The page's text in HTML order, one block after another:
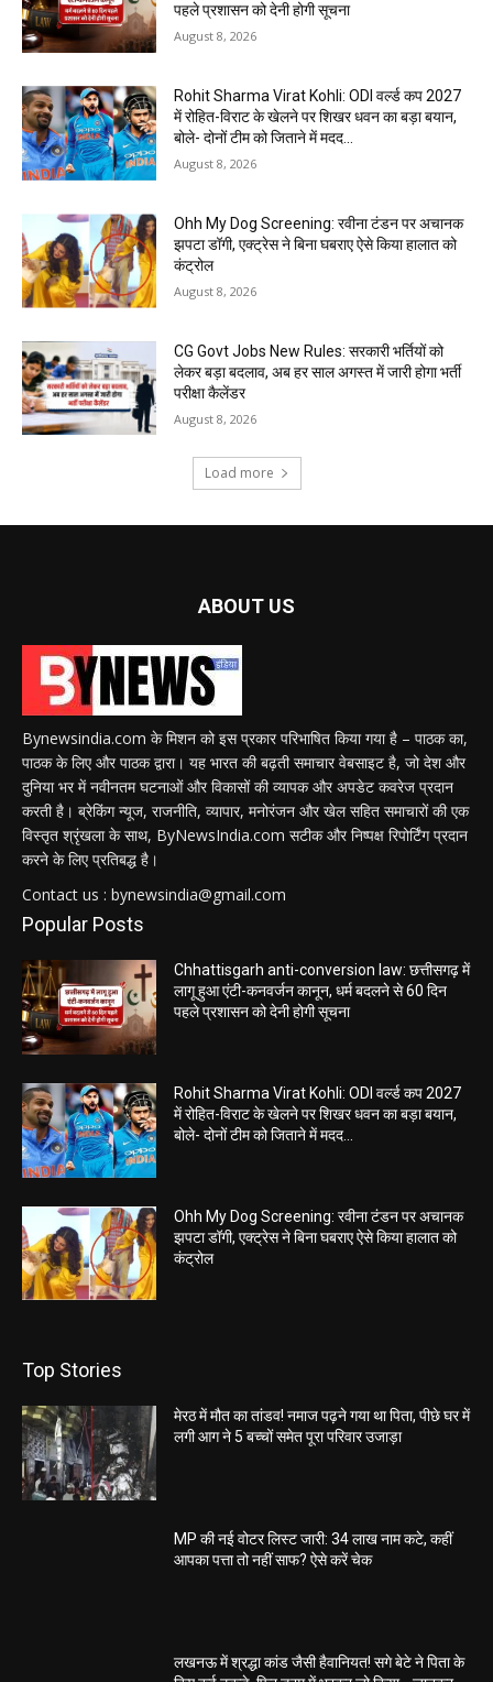
पहले प्रशासन को देनी होगी सूचना
August 8, 2026
Rohit Sharma Virat Kohli: ODI वर्ल्ड कप 2027
में रोहित-विराट के खेलने पर शिखर धवन का बड़ा बयान,
बोले- दोनों टीम को जिताने में मदद...
August 8, 2026
Ohh My Dog Screening: रवीना टंडन पर अचानक
झपटा डॉगी, एक्ट्रेस ने बिना घबराए ऐसे किया हालात को
कंट्रोल
August 8, 2026
CG Govt Jobs New Rules: सरकारी भर्तियों को
लेकर बड़ा बदलाव, अब हर साल अगस्त में जारी होगा भर्ती
परीक्षा कैलेंडर
August 8, 2026
Load more
ABOUT US
Bynewsindia.com के मिशन को इस प्रकार परिभाषित किया गया है – पाठक का,
पाठक के लिए और पाठक द्वारा। यह भारत की बढ़ती समाचार वेबसाइट है, जो देश और
दुनिया भर में नवीनतम घटनाओं और विकासों की व्यापक और अपडेट कवरेज प्रदान
करती है। ब्रेकिंग न्यूज, राजनीति, व्यापार, मनोरंजन और खेल सहित समाचारों की एक
विस्तृत श्रृंखला के साथ, ByNewsIndia.com सटीक और निष्पक्ष रिपोर्टिंग प्रदान
करने के लिए प्रतिबद्ध है।
Contact us : bynewsindia@gmail.com
Popular Posts
Chhattisgarh anti-conversion law: छत्तीसगढ़ में
लागू हुआ एंटी-कनवर्जन कानून, धर्म बदलने से 60 दिन
पहले प्रशासन को देनी होगी सूचना
Rohit Sharma Virat Kohli: ODI वर्ल्ड कप 2027
में रोहित-विराट के खेलने पर शिखर धवन का बड़ा बयान,
बोले- दोनों टीम को जिताने में मदद...
Ohh My Dog Screening: रवीना टंडन पर अचानक
झपटा डॉगी, एक्ट्रेस ने बिना घबराए ऐसे किया हालात को
कंट्रोल
Top Stories
मेरठ में मौत का तांडव! नमाज पढ़ने गया था पिता, पीछे घर में
लगी आग ने 5 बच्चों समेत पूरा परिवार उजाड़ा
MP की नई वोटर लिस्ट जारी: 34 लाख नाम कटे, कहीं
आपका पत्ता तो नहीं साफ? ऐसे करें चेक
लखनऊ में श्रद्धा कांड जैसी हैवानियत! सगे बेटे ने पिता के